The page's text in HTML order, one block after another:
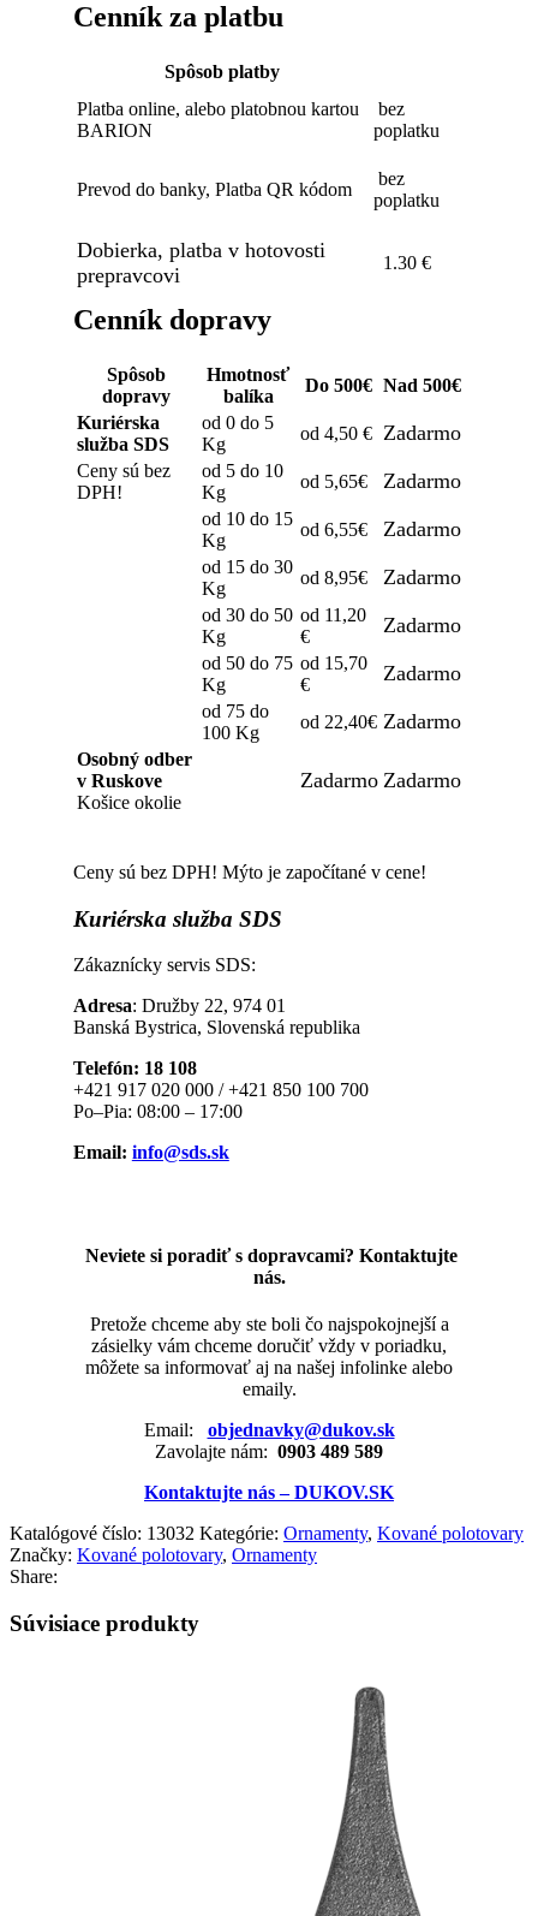
Cenník za platbu
Spôsob platby
Platba online, alebo platobnou kartou
BARION
bez
poplatku
Prevod do banky, Platba QR kódom
bez
poplatku
Dobierka, platba v hotovosti
prepravcovi
1.30 €
Cenník dopravy
Spôsob
dopravy
Hmotnosť
balíka
Do 500€ Nad 500€
Kuriérska
služba SDS
od 0 do 5
Kg
od 4,50 € Zadarmo
Ceny sú bez
DPH!
od 5 do 10
Kg
od 5,65€ Zadarmo
od 10 do 15
Kg
od 6,55€ Zadarmo
od 15 do 30
Kg
od 8,95€ Zadarmo
od 30 do 50
Kg
od 11,20
€
Zadarmo
od 50 do 75
Kg
od 15,70
€
Zadarmo
od 75 do
100 Kg
od 22,40€ Zadarmo
Osobný odber
v Ruskove
Košice okolie
Zadarmo Zadarmo
Ceny sú bez DPH! Mýto je započítané v cene!
Kuriérska služba SDS
Zákaznícky servis SDS:
Adresa: Družby 22, 974 01
Banská Bystrica, Slovenská republika
Telefón: 18 108
+421 917 020 000 / +421 850 100 700
Po–Pia: 08:00 – 17:00
Email: info@sds.sk
Neviete si poradiť s dopravcami? Kontaktujte
nás.
Pretože chceme aby ste boli čo najspokojnejší a
zásielky vám chceme doručiť vždy v poriadku,
môžete sa informovať aj na našej infolinke alebo
emaily.
Email: objednavky@dukov.sk
Zavolajte nám: 0903 489 589
Kontaktujte nás – DUKOV.SK
Katalógové číslo: 13032 Kategórie: Ornamenty, Kované polotovary
Značky: Kované polotovary, Ornamenty
Share:
Súvisiace produkty